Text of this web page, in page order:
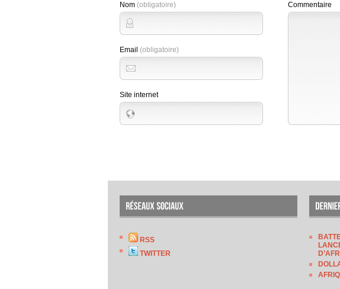
Nom (obligatoire)
Email (obligatoire)
Site internet
Commentaire
RSS
TWITTER